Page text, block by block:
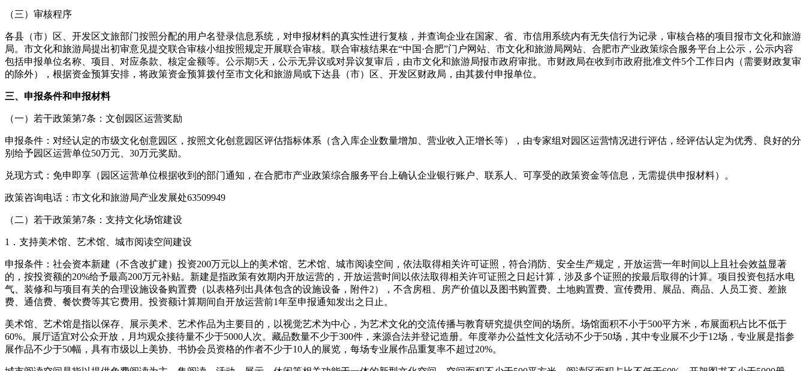
（三）审核程序
各县（市）区、开发区文旅部门按照分配的用户名登录信息系统，对申报材料的真实性进行复核，并查询企业在国家、省、市信用系统内有无失信行为记录，审核合格的项目报市文化和旅游
局。市文化和旅游局提出初审意见提交联合审核小组按照规定开展联合审核。联合审核结果在“中国·合肥”门户网站、市文化和旅游局网站、合肥市产业政策综合服务平台上公示，公示内容
包括申报单位名称、项目、对应条款、核定金额等。公示期5天，公示无异议或对异议复审后，由市文化和旅游局报市政府审批。市财政局在收到市政府批准文件5个工作日内（需要财政复审
的除外），根据资金预算安排，将政策资金预算拨付至市文化和旅游局或下达县（市）区、开发区财政局，由其拨付申报单位。
三、申报条件和申报材料
（一）若干政策第7条：文创园区运营奖励
申报条件：对经认定的市级文化创意园区，按照文化创意园区评估指标体系（含入库企业数量增加、营业收入正增长等），由专家组对园区运营情况进行评估，经评估认定为优秀、良好的分
别给予园区运营单位50万元、30万元奖励。
兑现方式：免申即享（园区运营单位根据收到的部门通知，在合肥市产业政策综合服务平台上确认企业银行账户、联系人、可享受的政策资金等信息，无需提供申报材料）。
政策咨询电话：市文化和旅游局产业发展处63509949
（二）若干政策第7条：支持文化场馆建设
1．支持美术馆、艺术馆、城市阅读空间建设
申报条件：社会资本新建（不含改扩建）投资200万元以上的美术馆、艺术馆、城市阅读空间，依法取得相关许可证照，符合消防、安全生产规定，开放运营一年时间以上且社会效益显著
的，按投资额的20%给予最高200万元补贴。新建是指政策有效期内开放运营的，开放运营时间以依法取得相关许可证照之日起计算，涉及多个证照的按最后取得的计算。项目投资包括水电
气、装修和与项目有关的合理设施设备购置费（以表格列出具体包含的设施设备，附件2），不含房租、房产价值以及图书购置费、土地购置费、宣传费用、展品、商品、人员工资、差旅
费、通信费、餐饮费等其它费用。投资额计算期间自开放运营前1年至申报通知发出之日止。
美术馆、艺术馆是指以保存、展示美术、艺术作品为主要目的，以视觉艺术为中心，为艺术文化的交流传播与教育研究提供空间的场所。场馆面积不小于500平方米，布展面积占比不低于
60%。展厅适宜对公众开放，月均观众接待量不少于5000人次。藏品数量不少于300件，来源合法并登记造册。年度举办公益性文化活动不少于50场，其中专业展不少于12场，专业展是指参
展作品不少于50幅，具有市级以上美协、书协会员资格的作者不少于10人的展览，每场专业展作品重复率不超过20%。